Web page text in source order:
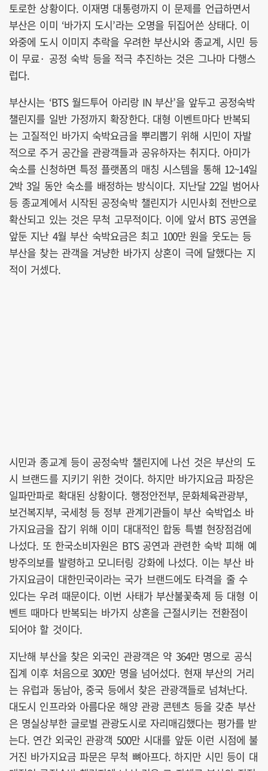
토로한 상황이다. 이재명 대통령까지 이 문제를 언급하면서
부산은 이미 ‘바가지 도시’라는 오명을 뒤집어쓴 상태다. 이
와중에 도시 이미지 추락을 우려한 부산시와 종교계, 시민 등
이 무료· 공정 숙박 등을 적극 추진하는 것은 그나마 다행스
럽다.
부산시는 ‘BTS 월드투어 아리랑 IN 부산’을 앞두고 공정숙박
챌린지를 일반 가정까지 확장한다. 대형 이벤트마다 반복되
는 고질적인 바가지 숙박요금을 뿌리뽑기 위해 시민이 자발
적으로 주거 공간을 관광객들과 공유하자는 취지다. 아미가
숙소를 신청하면 특정 플랫폼의 매칭 시스템을 통해 12~14일
2박 3일 동안 숙소를 배정하는 방식이다. 지난달 22일 범어사
등 종교계에서 시작된 공정숙박 챌린지가 시민사회 전반으로
확산되고 있는 것은 무척 고무적이다. 이에 앞서 BTS 공연을
앞둔 지난 4월 부산 숙박요금은 최고 100만 원을 웃도는 등
부산을 찾는 관객을 겨냥한 바가지 상혼이 극에 달했다는 지
적이 거셌다.
시민과 종교계 등이 공정숙박 챌린지에 나선 것은 부산의 도
시 브랜드를 지키기 위한 것이다. 하지만 바가지요금 파장은
일파만파로 확대된 상황이다. 행정안전부, 문화체육관광부,
보건복지부, 국세청 등 정부 관계기관들이 부산 숙박업소 바
가지요금을 잡기 위해 이미 대대적인 합동 특별 현장점검에
나섰다. 또 한국소비자원은 BTS 공연과 관련한 숙박 피해 예
방주의보를 발령하고 모니터링 강화에 나섰다. 이는 부산 바
가지요금이 대한민국이라는 국가 브랜드에도 타격을 줄 수
있다는 우려 때문이다. 이번 사태가 부산불꽃축제 등 대형 이
벤트 때마다 반복되는 바가지 상혼을 근절시키는 전환점이
되어야 할 것이다.
지난해 부산을 찾은 외국인 관광객은 약 364만 명으로 공식
집계 이후 처음으로 300만 명을 넘어섰다. 현재 부산의 거리
는 유럽과 동남아, 중국 등에서 찾은 관광객들로 넘쳐난다.
대도시 인프라와 아름다운 해양 관광 콘텐츠 등을 갖춘 부산
은 명실상부한 글로벌 관광도시로 자리매김했다는 평가를 받
는다. 연간 외국인 관광객 500만 시대를 앞둔 이런 시점에 불
거진 바가지요금 파문은 무척 뼈아프다. 하지만 시민 등이 대